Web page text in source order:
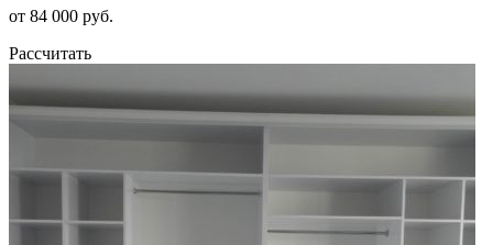
от 84 000 руб.
Рассчитать